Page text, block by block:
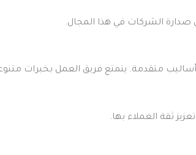
صدارة الشركات في هذا المجال.
متقدمة. يتمتع فريق العمل بخبرات
ثقة العملاء بها.